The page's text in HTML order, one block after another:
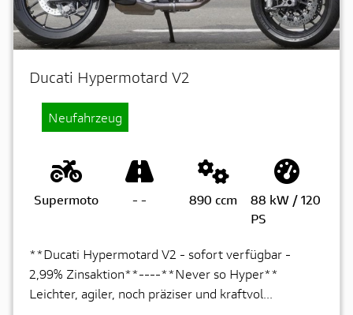
Ducati Hypermotard V2
Neufahrzeug
Supermoto - - 890 ccm
88 kW / 120
PS
**Ducati Hypermotard V2 - sofort verfügbar -
2,99% Zinsaktion**----**Never so Hyper**
Leichter, agiler, noch präziser und kraftvol...